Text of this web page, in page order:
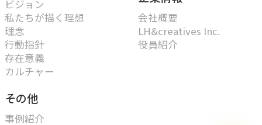
ビジョン
私たちが描く理想
理念
行動指針
存在意義
カルチャー
その他
事例紹介
会社概要
LH&creatives Inc.
役員紹介